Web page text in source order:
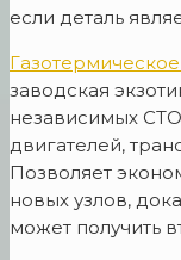
если деталь
заводская
независимых
двигателей,
Позволяет
новых узлов,
может получить